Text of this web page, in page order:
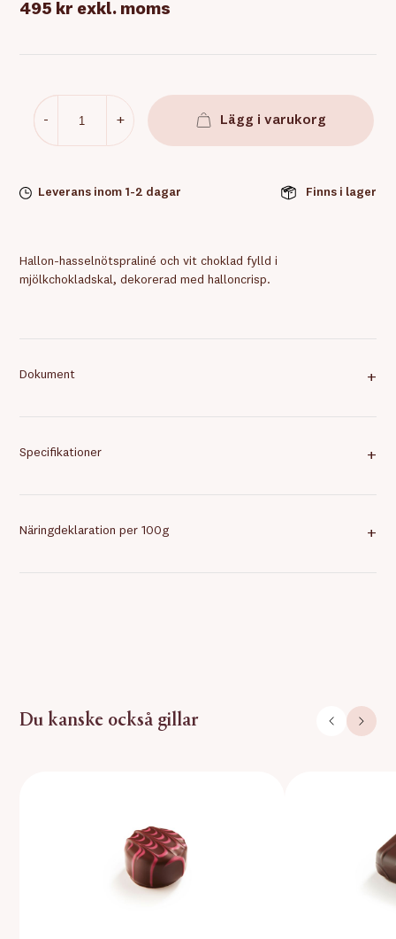
495 kr exkl. moms
- + Lägg i varukorg
Leverans inom 1-2 dagar Finns i lager
Hallon-hasselnötspraliné och vit choklad fylld i
mjölkchokladskal, dekorerad med halloncrisp.
Dokument +
Specifikationer +
Näringdeklaration per 100g +
Du kanske också gillar